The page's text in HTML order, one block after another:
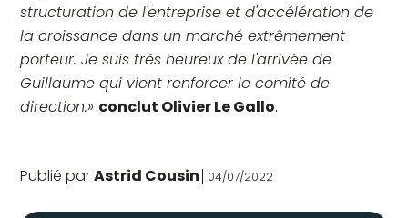
structuration de l'entreprise et d'accélération de
la croissance dans un marché extrêmement
porteur. Je suis très heureux de l'arrivée de
Guillaume qui vient renforcer le comité de
direction.» conclut Olivier Le Gallo.
Publié parAstrid Cousin 04/07/2022